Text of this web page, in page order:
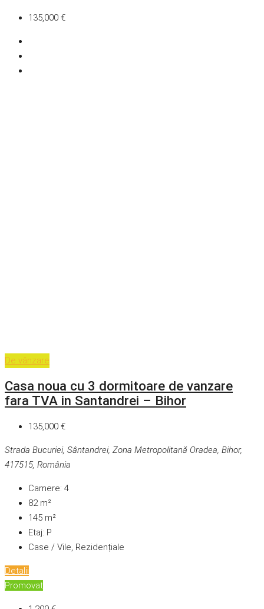
135,000 €
De vânzare
Casa noua cu 3 dormitoare de vanzare
fara TVA in Santandrei – Bihor
135,000 €
Strada Bucuriei, Sântandrei, Zona Metropolitană Oradea, Bihor,
417515, România
Camere: 4
82 m²
145 m²
Etaj: P
Case / Vile, Rezidențiale
Detalii
Promovat